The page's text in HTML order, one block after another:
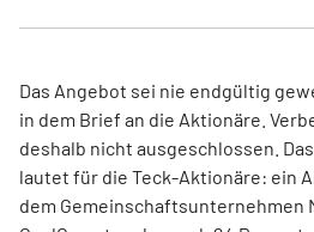
Das Angebot sei nie endgültig
in dem Brief an die Aktionäre.
deshalb nicht ausgeschlossen.
lautet für die Teck-Aktionäre: ein
dem Gemeinschaftsunternehmen